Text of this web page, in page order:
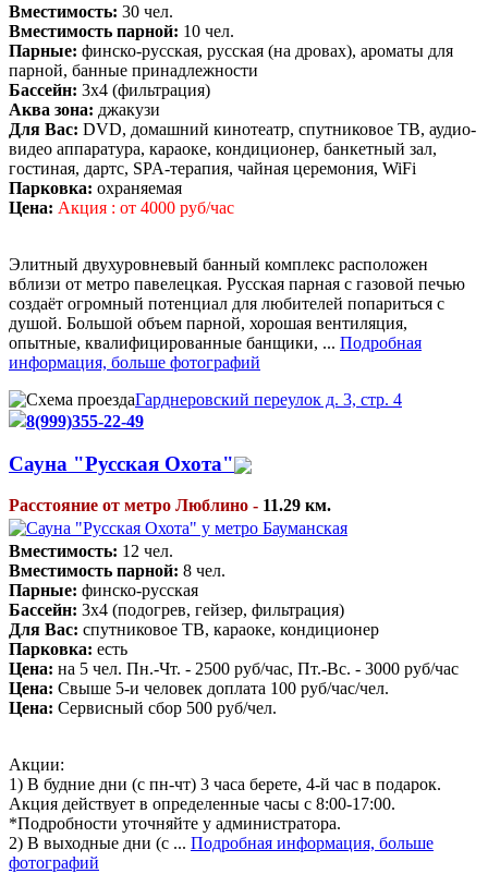
Вместимость: 30 чел.
Вместимость парной: 10 чел.
Парные: финско-русская, русская (на дровах), ароматы для
парной, банные принадлежности
Бассейн: 3х4 (фильтрация)
Аква зона: джакузи
Для Вас: DVD, домашний кинотеатр, спутниковое ТВ, аудио-
видео аппаратура, караоке, кондиционер, банкетный зал,
гостиная, дартс, SPA-терапия, чайная церемония, WiFi
Парковка: охраняемая
Цена: Акция : от 4000 руб/час
Элитный двухуровневый банный комплекс расположен
вблизи от метро павелецкая. Русская парная с газовой печью
создаёт огромный потенциал для любителей попариться с
душой. Большой объем парной, хорошая вентиляция,
опытные, квалифицированные банщики, ... Подробная
информация, больше фотографий
Гарднеровский переулок д. 3, стр. 4
8(999)355-22-49
Cауна "Русская Охота"
Расстояние от метро Люблино - 11.29 км.
Вместимость: 12 чел.
Вместимость парной: 8 чел.
Парные: финско-русская
Бассейн: 3х4 (подогрев, гейзер, фильтрация)
Для Вас: спутниковое ТВ, караоке, кондиционер
Парковка: есть
Цена: на 5 чел. Пн.-Чт. - 2500 руб/час, Пт.-Вс. - 3000 руб/час
Цена: Свыше 5-и человек доплата 100 руб/час/чел.
Цена: Сервисный сбор 500 руб/чел.
Акции:
1) В будние дни (с пн-чт) 3 часа берете, 4-й час в подарок.
Акция действует в определенные часы с 8:00-17:00.
*Подробности уточняйте у администратора.
2) В выходные дни (с ... Подробная информация, больше
фотографий